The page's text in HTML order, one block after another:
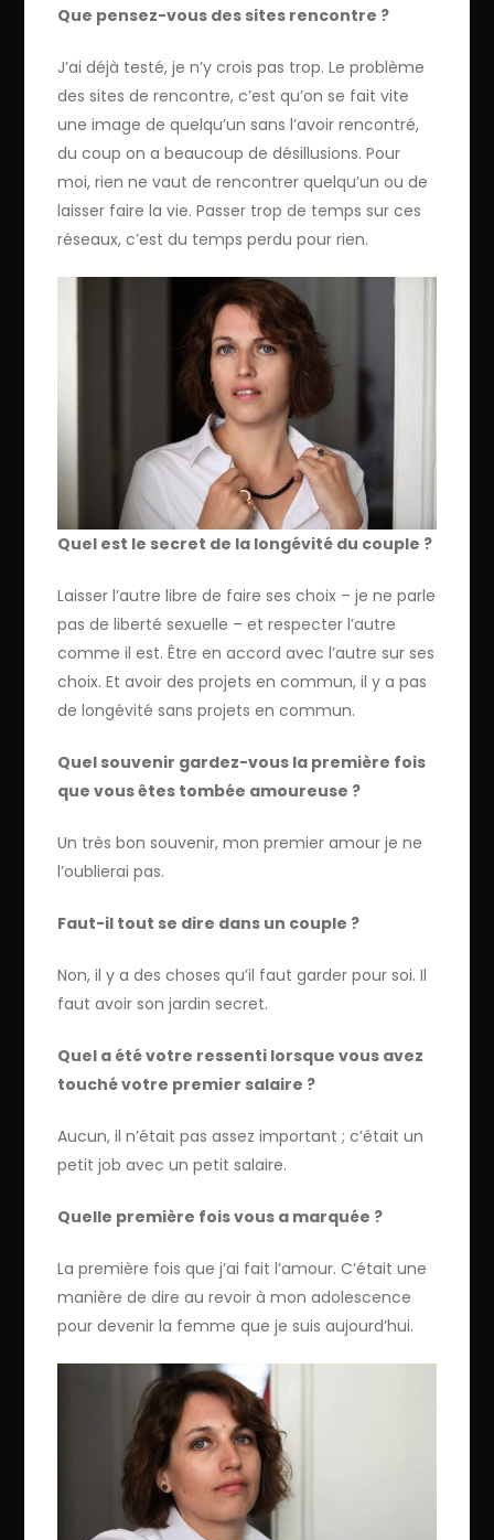
Que pensez-vous des sites rencontre ?
J’ai déjà testé, je n’y crois pas trop. Le problème
des sites de rencontre, c’est qu’on se fait vite
une image de quelqu’un sans l’avoir rencontré,
du coup on a beaucoup de désillusions. Pour
moi, rien ne vaut de rencontrer quelqu’un ou de
laisser faire la vie. Passer trop de temps sur ces
réseaux, c’est du temps perdu pour rien.
Quel est le secret de la longévité du couple ?
Laisser l’autre libre de faire ses choix – je ne parle
pas de liberté sexuelle – et respecter l’autre
comme il est. Être en accord avec l’autre sur ses
choix. Et avoir des projets en commun, il y a pas
de longévité sans projets en commun.
Quel souvenir gardez-vous la première fois
que vous êtes tombée amoureuse ?
Un très bon souvenir, mon premier amour je ne
l’oublierai pas.
Faut-il tout se dire dans un couple ?
Non, il y a des choses qu’il faut garder pour soi. Il
faut avoir son jardin secret.
Quel a été votre ressenti lorsque vous avez
touché votre premier salaire ?
Aucun, il n’était pas assez important ; c’était un
petit job avec un petit salaire.
Quelle première fois vous a marquée ?
La première fois que j’ai fait l’amour. C’était une
manière de dire au revoir à mon adolescence
pour devenir la femme que je suis aujourd’hui.